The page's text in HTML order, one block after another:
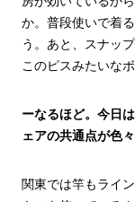
か。普段使いで着
う。あと、スナッ
このピスみたいな
ーなるほど。今日
ェアの共通点が色
関東では竿もライ